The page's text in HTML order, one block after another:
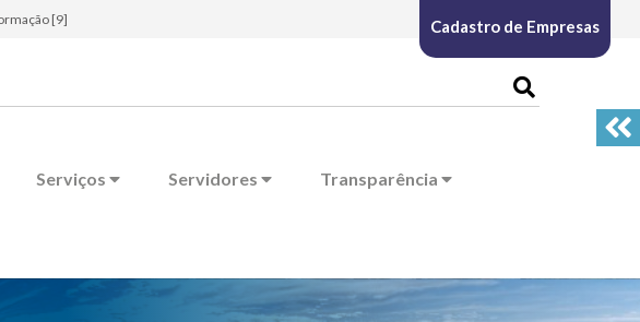
[9] Cadastro de Empresas
Serviços Servidores Transparência